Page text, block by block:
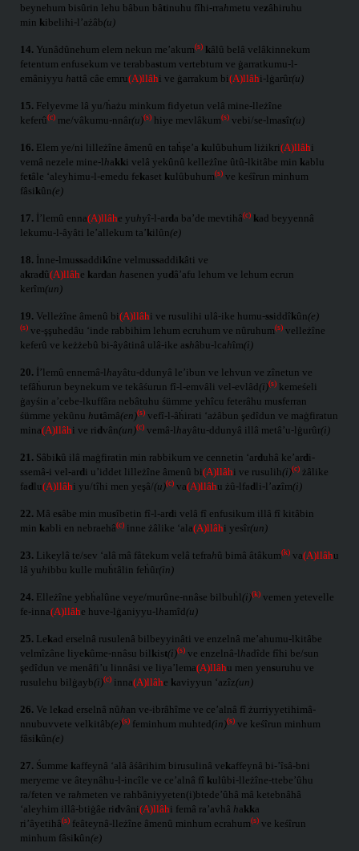
beynehum bisûrin lehu bâbun bâtinuhu fîhi-rrahmetu vezâhiruhu
min kibelihi-l’ażâb(u)
14. Yunâdûnehum elem nekun me’akum(s) kâlû belâ velâkinnekum
fetentum enfusekum ve terabbastum vertebtum ve ġarratkumu-l-
emâniyyu hattâ câe emru(A)llâhi ve ġarrakum bi(A)llâhi-lġarûr(u)
15. Felyevme lâ yu/ḣażu minkum fidyetun velâ mine-lleżîne
keferû(c)me/vâkumu-nnâr(u)(s)hiye mevlâkum(s)vebi/se-lmasîr(u)
16. Elem ye/ni lilleżîne âmenû en taḣşe’a kulûbuhum liżikri(A)llâhi
vemâ nezele mine-l hakki velâ yekûnû kelleżîne ûtû-lkitâbe min kablu
fetâle ‘aleyhimu-l-emedu fekaset kulûbuhum(s)ve keśîrun minhum
fâsi kûn(e)
17. İ’lemû enna(A)llâhe yu hyî-l-arda ba’de mevtihâ(c) kad beyyennâ
lekumu-l-âyâti le’allekum ta’kilûn(e)
18. İnne-lmussaddi kîne velmussaddi kâti ve
akradû(A)llâhe kardan hasenen yu dâ’afu lehum ve lehum ecrun
kerîm(un)
19. Velleżîne âmenû bi(A)llâhi ve rusulihi ulâ-ike humu-ssiddîkûn(e)
(s)ve-şşuhedâu ‘inde rabbihim lehum ecruhum ve nûruhum(s)velleżîne
keferû ve keżżebû bi-âyâtinâ ulâ-ike ashâbu-lcahîm(i)
20. İ’lemû ennemâ-l hayâtu-ddunyâ le’ibun ve lehvun ve zînetun ve
tefâḣurun beynekum ve tekâśurun fî-l-emvâli vel-evlâd(i)(s)kemeśeli
ġayśin a’cebe-lkuffâra nebâtuhu śümme yehîcu feterâhu musferran
śümme yekûnu hu tâmâ(en)(s)vefî-l-âḣirati ‘ażâbun şedîdun ve maġfiratun
mina(A)llâhi ve ri dvân(un)(c)vemâ-l hayâtu-ddunyâ illâ metâ’u-lġurûr(i)
21. Sâbi kû ilâ maġfiratin min rabbikum ve cennetin ‘arduhâ ke’ardi-
ssemâ-i vel-ardi u’iddet lilleżîne âmenû bi(A)llâhi ve rusulih(i)(c)żâlike
fadlu(A)llâhi yu/tîhi men yeşâ/(u)(c)va(A)llâhu żû-lfadli-l’azîm(i)
22. Mâ esâbe min musîbetin fî-l-ardi velâ fî enfusikum illâ fî kitâbin
min kabli en nebraehâ(c)inne żâlike ‘ala(A)llâhi yesîr(un)
23. Likeylâ te/sev ‘alâ mâ fâtekum velâ tefrahû bimâ âtâkum(k)va(A)llâhu
lâ yu hibbu kulle muḣtâlin feḣûr(in)
24. Elleżîne yebḣalûne veye/murûne-nnâse bilbuḣl(i)(k)vemen yetevelle
fe-inna(A)llâhe huve-lġaniyyu-l hamîd(u)
25. Lekad erselnâ rusulenâ bilbeyyinâti ve enzelnâ me’ahumu-lkitâbe
velmîzâne liyekûme-nnâsu bil kist(i)(s)ve enzelnâ-l hadîde fîhi be/sun
şedîdun ve menâfi’u linnâsi ve liya’lema(A)llâhu men yensuruhu ve
rusulehu bilġayb(i)(c)inna(A)llâhe kaviyyun ‘azîz(un)
26. Ve lekad erselnâ nû han ve-ibrâhîme ve ce’alnâ fî żurriyyetihimâ-
nnubuvvete velkitâb(e)(s)feminhum muhted(in)(s)ve keśîrun minhum
fâsi kûn(e)
27. Śumme kaffeynâ ‘alâ âśârihim birusulinâ vekaffeynâ bi-’îsâ-bni
meryeme ve âteynâhu-l-incîle ve ce’alnâ fî kulûbi-lleżîne-ttebe’ûhu
ra/feten ve rahmeten ve rahbâniyyeten(i)btede’ûhâ mâ ketebnâhâ
‘aleyhim illâ-btiġâe ri dvâni(A)llâhi femâ ra’avhâ hakka
ri’âyetihâ(s)feâteynâ-lleżîne âmenû minhum ecrahum(s)ve keśîrun
minhum fâsi kûn(e)